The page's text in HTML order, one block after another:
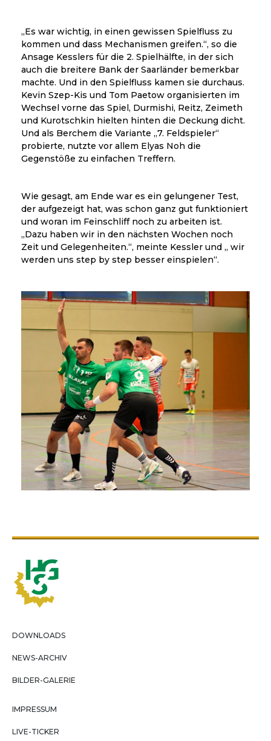
„Es war wichtig, in einen gewissen Spielfluss zu
kommen und dass Mechanismen greifen.“, so die
Ansage Kesslers für die 2. Spielhälfte, in der sich
auch die breitere Bank der Saarländer bemerkbar
machte. Und in den Spielfluss kamen sie durchaus.
Kevin Szep-Kis und Tom Paetow organisierten im
Wechsel vorne das Spiel, Durmishi, Reitz, Zeimeth
und Kurotschkin hielten hinten die Deckung dicht.
Und als Berchem die Variante „7. Feldspieler“
probierte, nutzte vor allem Elyas Noh die
Gegenstöße zu einfachen Treffern.
Wie gesagt, am Ende war es ein gelungener Test,
der aufgezeigt hat, was schon ganz gut funktioniert
und woran im Feinschliff noch zu arbeiten ist.
„Dazu haben wir in den nächsten Wochen noch
Zeit und Gelegenheiten.“, meinte Kessler und „ wir
werden uns step by step besser einspielen“.
DOWNLOADS
NEWS-ARCHIV
BILDER-GALERIE
IMPRESSUM
LIVE-TICKER